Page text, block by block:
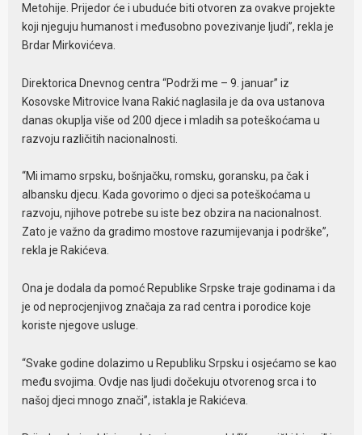
Metohije. Prijedor će i ubuduće biti otvoren za ovakve projekte
koji njeguju humanost i međusobno povezivanje ljudi”, rekla je
Brdar Mirkovićeva.
Direktorica Dnevnog centra “Podrži me – 9. januar” iz
Kosovske Mitrovice Ivana Rakić naglasila je da ova ustanova
danas okuplja više od 200 djece i mladih sa poteškoćama u
razvoju različitih nacionalnosti.
“Mi imamo srpsku, bošnjačku, romsku, goransku, pa čak i
albansku djecu. Kada govorimo o djeci sa poteškoćama u
razvoju, njihove potrebe su iste bez obzira na nacionalnost.
Zato je važno da gradimo mostove razumijevanja i podrške”,
rekla je Rakićeva.
Ona je dodala da pomoć Republike Srpske traje godinama i da
je od neprocjenjivog značaja za rad centra i porodice koje
koriste njegove usluge.
“Svake godine dolazimo u Republiku Srpsku i osjećamo se kao
među svojima. Ovdje nas ljudi dočekuju otvorenog srca i to
našoj djeci mnogo znači”, istakla je Rakićeva.